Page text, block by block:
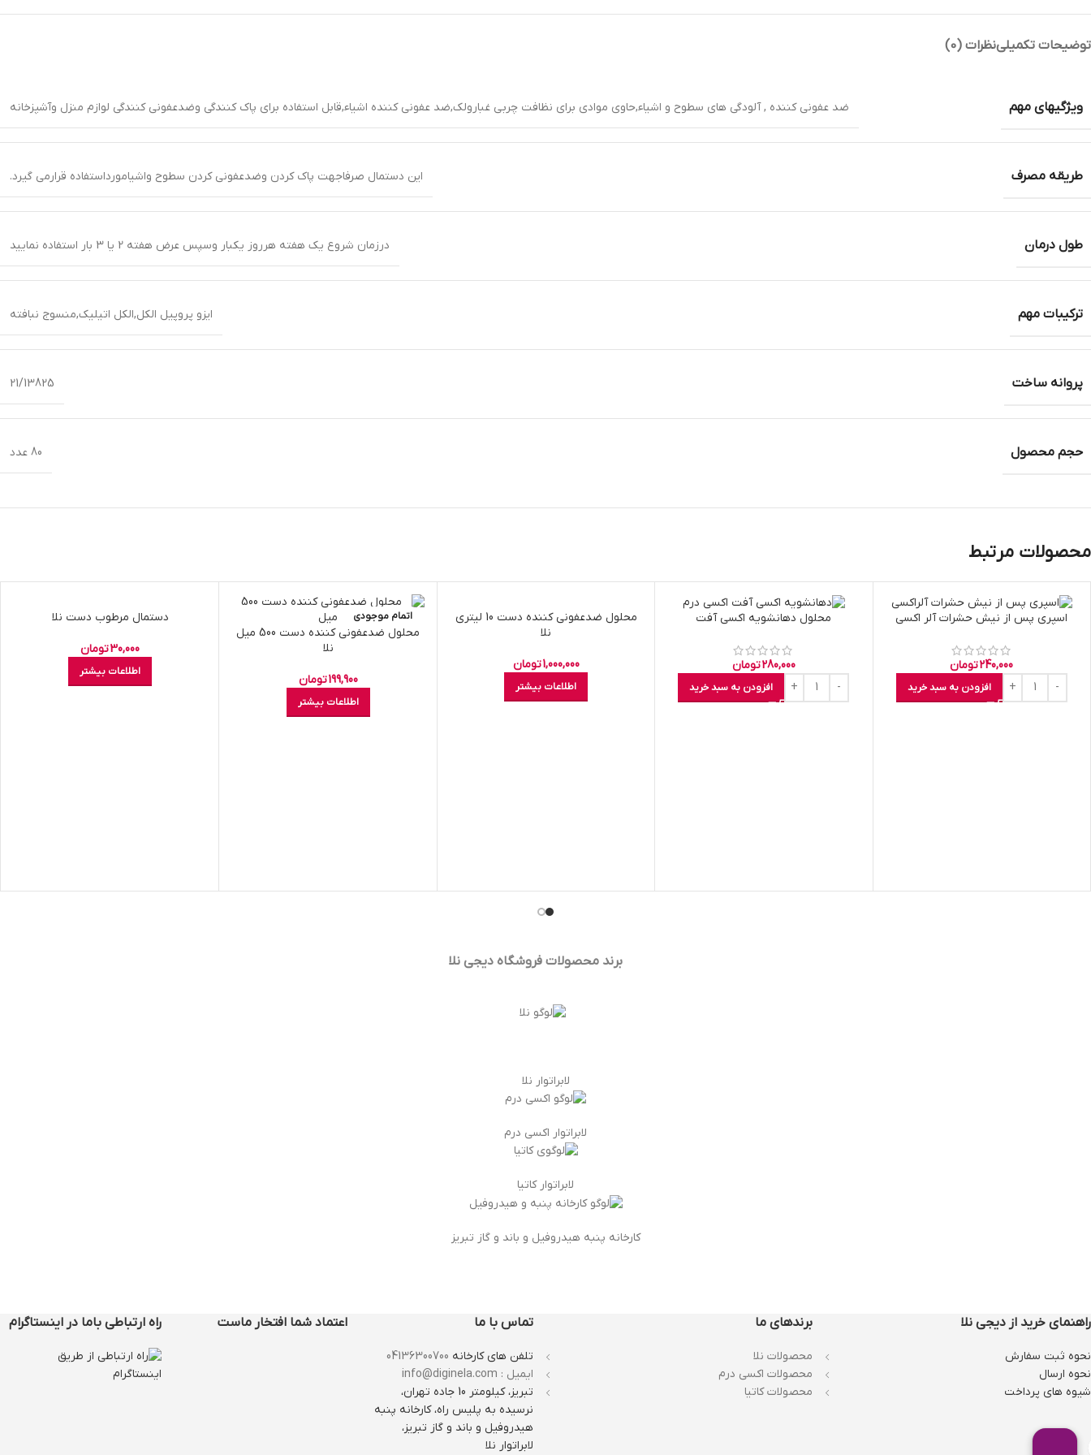
توضیحات تکمیلینظرات (0)
ویژگیهای مهم ضد عفونی کننده , آلودگی های سطوح و اشیاء,حاوی موادی برای نظافت چربی غبارولک,ضد عفونی کننده اشیاء,قابل استفاده برای پاک کنندگی وضدعفونی کنندگی لوازم منزل وآشپزخانه
طریقه مصرف این دستمال صرفاجهت پاک کردن وضدعفونی کردن سطوح واشیامورداستفاده قرارمی گیرد.
طول درمان درزمان شروع یک هفته هرروز یکبار وسپس عرض هفته 2 یا 3 بار استفاده نمایید
ترکیبات مهم ایزو پروپیل الکل,الکل اتیلیک,منسوج نبافته
پروانه ساخت 21/13825
حجم محصول 80 عدد
محصولات مرتبط
اسپری پس از نیش حشرات آلر اکسی
240,000تومان
افزودن به سبد خرید
محلول دهانشویه اکسی آفت
280,000تومان
افزودن به سبد خرید
اتمام موجودی
محلول ضدعفونی کننده دست 10 لیتری
نلا
1,000,000تومان
اطلاعات بیشتر
اتمام موجودی
محلول ضدعفونی کننده دست 500 میل
نلا
199,900تومان
اطلاعات بیشتر
اتمام موجودی
دستمال مرطوب دست نلا
30,000تومان
اطلاعات بیشتر
برند محصولات فروشگاه دیجی نلا
لابراتوار نلا
لابراتوار اکسی درم
لابراتوار کاتیا
کارخانه پنبه هیدروفیل و باند و گاز تبریز
راهنمای خرید از دیجی نلا
نحوه ثبت سفارش
نحوه ارسال
شیوه های پرداخت
برندهای ما
محصولات نلا
محصولات اکسی درم
محصولات کاتیا
تماس با ما
تلفن های کارخانه
ایمیل : info@diginela.com
تبریز، کیلومتر 10 جاده تهران،
نرسیده به پلیس راه، کارخانه پنبه
هیدروفیل و باند و گاز تبریز،
لابراتوار نلا
اعتماد شما افتخار ماست راه ارتباطی باما در اینستاگرام